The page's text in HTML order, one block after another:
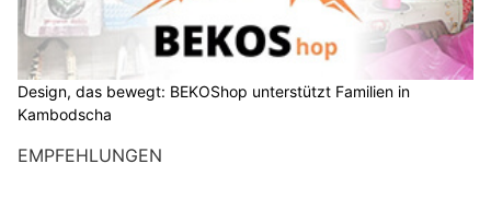
Design, das bewegt: BEKOShop unterstützt Familien in
Kambodscha
EMPFEHLUNGEN